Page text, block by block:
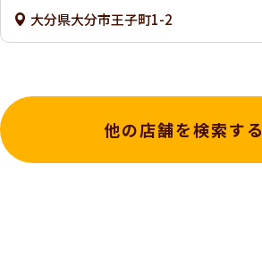
大分県大分市王子町1-2
他の店舗を検索する